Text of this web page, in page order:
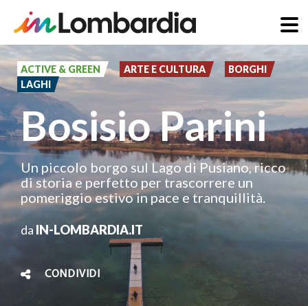
Salta
al
contenuto
principale
ACTIVE & GREEN ARTE E CULTURA
BORGHI
LAGHI
Bosisio Parini
Un piccolo borgo sul Lago di Pusiano, ricco
di storia e perfetto per trascorrere un
pomeriggio estivo in pace e tranquillità.
daIN-LOMBARDIA.IT
CONDIVIDI